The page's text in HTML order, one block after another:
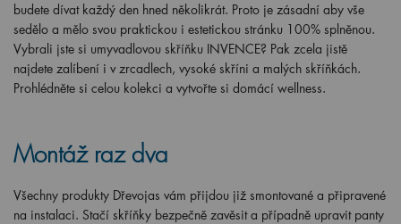
budete dívat každý den hned několikrát. Proto je zásadní aby vše
sedělo a mělo svou praktickou i estetickou stránku 100% splněnou.
Vybrali jste si umyvadlovou skříňku INVENCE? Pak zcela jistě
najdete zalíbení i v zrcadlech, vysoké skříni a malých skříňkách.
Prohlédněte si celou kolekci a vytvořte si domácí wellness.
Montáž raz dva
Všechny produkty Dřevojas vám přijdou již smontované a připravené
na instalaci. Stačí skříňky bezpečně zavěsit a případně upravit panty